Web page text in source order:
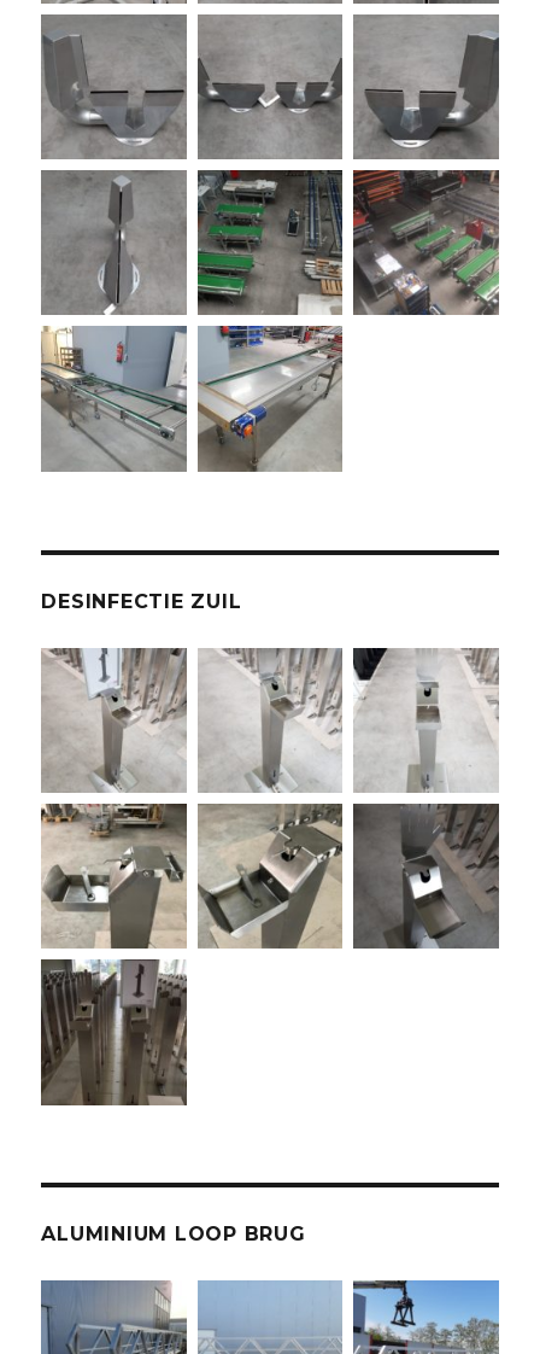
DESINFECTIE ZUIL
ALUMINIUM LOOP BRUG